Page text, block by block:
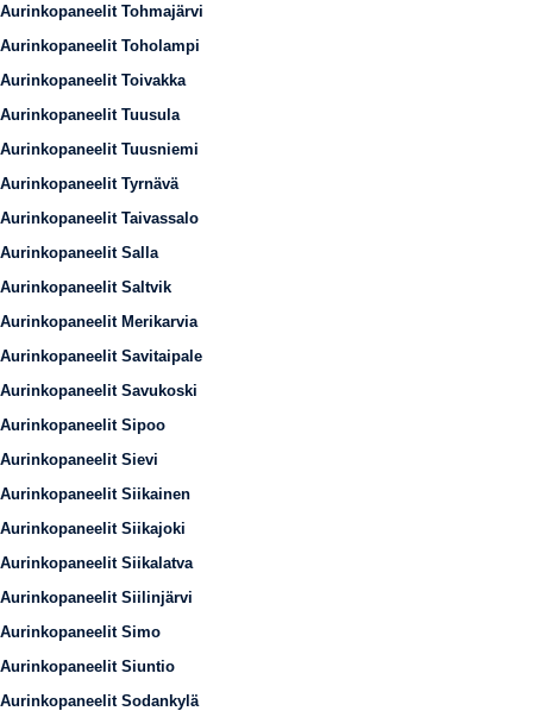
Aurinkopaneelit Tohmajärvi
Aurinkopaneelit Toholampi
Aurinkopaneelit Toivakka
Aurinkopaneelit Tuusula
Aurinkopaneelit Tuusniemi
Aurinkopaneelit Tyrnävä
Aurinkopaneelit Taivassalo
Aurinkopaneelit Salla
Aurinkopaneelit Saltvik
Aurinkopaneelit Merikarvia
Aurinkopaneelit Savitaipale
Aurinkopaneelit Savukoski
Aurinkopaneelit Sipoo
Aurinkopaneelit Sievi
Aurinkopaneelit Siikainen
Aurinkopaneelit Siikajoki
Aurinkopaneelit Siikalatva
Aurinkopaneelit Siilinjärvi
Aurinkopaneelit Simo
Aurinkopaneelit Siuntio
Aurinkopaneelit Sodankylä